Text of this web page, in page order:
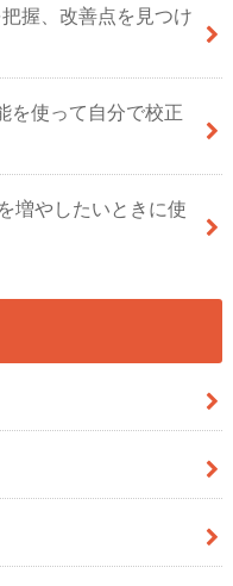
握、改善点を見つけ
使って自分で校正
増やしたいときに使